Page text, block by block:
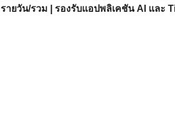
รายวัน/รวม | รองรับแอปพลิเคชัน AI และ